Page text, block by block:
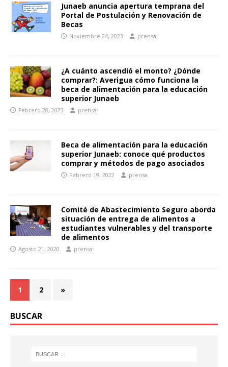
Junaeb anuncia apertura temprana del
Portal de Postulación y Renovación de
Becas
Noviembre 24, 2023 prensa
¿A cuánto ascendió el monto? ¿Dónde
comprar?: Averigua cómo funciona la
beca de alimentación para la educación
superior Junaeb
Febrero 28, 2023 prensa
Beca de alimentación para la educación
superior Junaeb: conoce qué productos
comprar y métodos de pago asociados
Febrero 19, 2022 prensa
Comité de Abastecimiento Seguro aborda
situación de entrega de alimentos a
estudiantes vulnerables y del transporte
de alimentos
Agosto 21, 2020 prensa
1 2 »
BUSCAR